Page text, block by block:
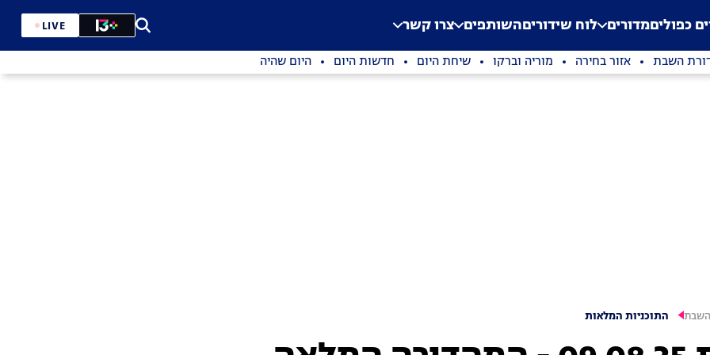
Application error: a
. כפוליםמדורים לוח שידוריםהשותפים צרו קשר LIVE
השבת אזור בחירה מוריה וברקו שיחת היום חדשות היום היום שהיה
התוכניות המלאות